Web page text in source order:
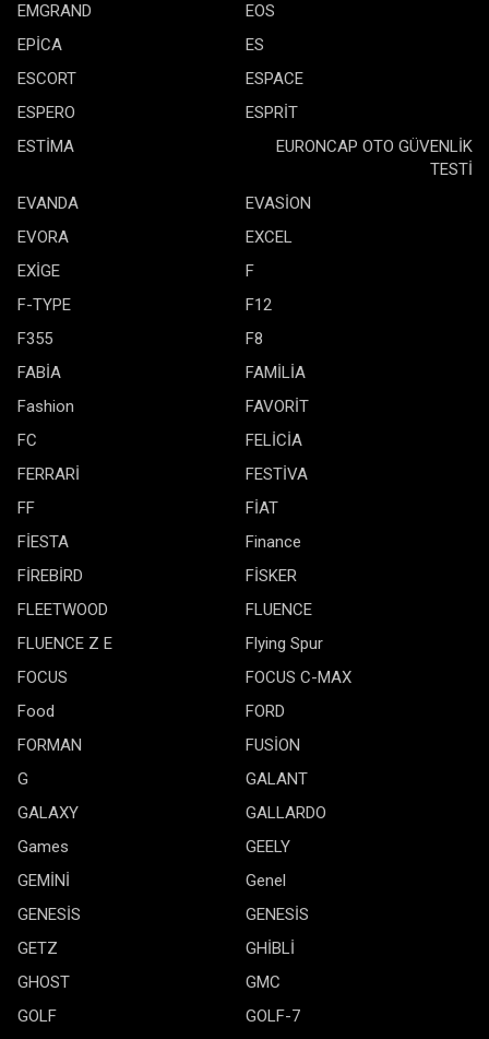
EMGRAND
EOS
EPİCA
ES
ESCORT
ESPACE
ESPERO
ESPRİT
ESTİMA
EURONCAP OTO GÜVENLİK
TESTİ
EVANDA
EVASİON
EVORA
EXCEL
EXİGE
F
F-TYPE
F12
F355
F8
FABİA
FAMİLİA
Fashion
FAVORİT
FC
FELİCİA
FERRARİ
FESTİVA
FF
FİAT
FİESTA
Finance
FİREBİRD
FİSKER
FLEETWOOD
FLUENCE
FLUENCE Z E
Flying Spur
FOCUS
FOCUS C-MAX
Food
FORD
FORMAN
FUSİON
G
GALANT
GALAXY
GALLARDO
Games
GEELY
GEMİNİ
Genel
GENESİS
GENESİS
GETZ
GHİBLİ
GHOST
GMC
GOLF
GOLF-7